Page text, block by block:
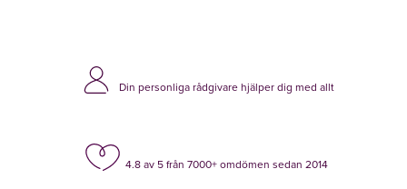
Din personliga rådgivare hjälper dig med allt
4.8 av 5 från 7000+ omdömen sedan 2014